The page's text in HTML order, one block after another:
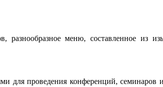
разнообразное меню, составленное из
для проведения конференций, семинаров